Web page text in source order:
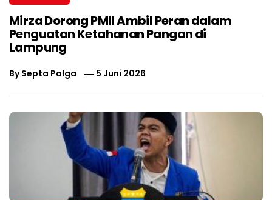
Mirza Dorong PMII Ambil Peran dalam
Penguatan Ketahanan Pangan di
Lampung
BySepta Palga 5 Juni 2026